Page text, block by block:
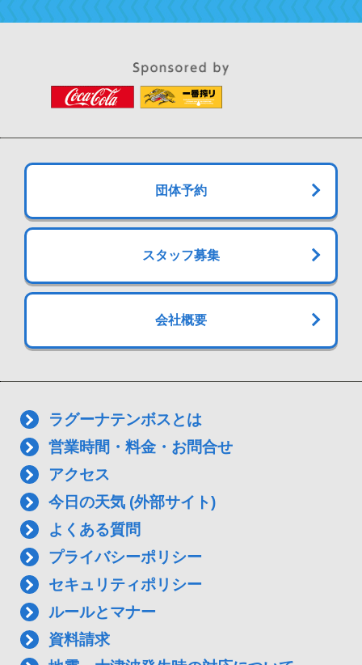
団体予約
スタッフ募集
会社概要
ラグーナテンボスとは
営業時間・料金・お問合せ
アクセス
今日の天気 (外部サイト)
よくある質問
プライバシーポリシー
セキュリティポリシー
ルールとマナー
資料請求